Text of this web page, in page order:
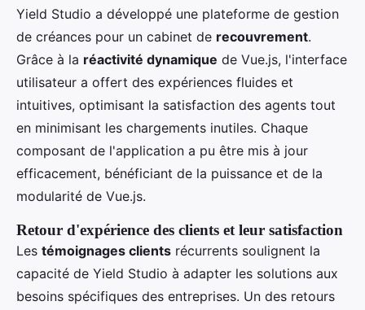
Yield Studio a développé une plateforme de gestion
de créances pour un cabinet de recouvrement.
Grâce à la réactivité dynamique de Vue.js, l'interface
utilisateur a offert des expériences fluides et
intuitives, optimisant la satisfaction des agents tout
en minimisant les chargements inutiles. Chaque
composant de l'application a pu être mis à jour
efficacement, bénéficiant de la puissance et de la
modularité de Vue.js.
Retour d'expérience des clients et leur satisfaction
Les témoignages clients récurrents soulignent la
capacité de Yield Studio à adapter les solutions aux
besoins spécifiques des entreprises. Un des retours